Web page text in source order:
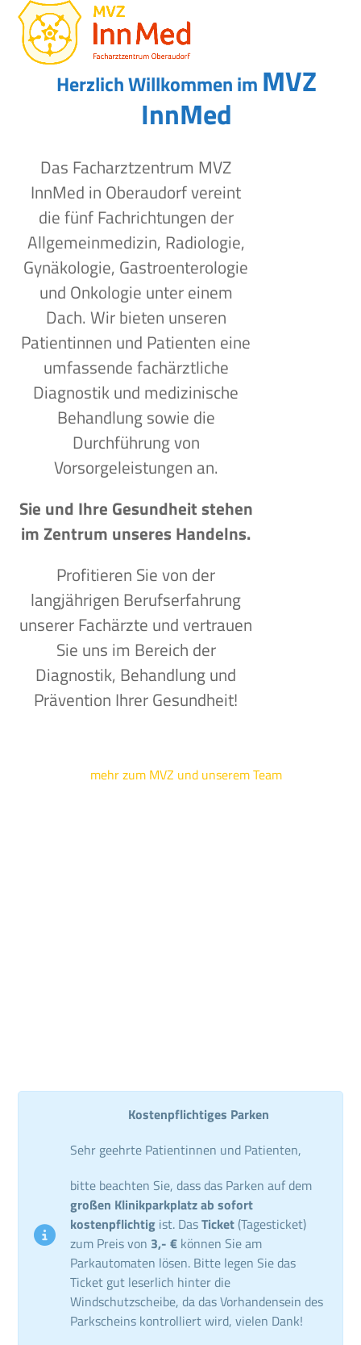
Skip
content
Open
mobile
menu
Close
mobile
menu
Herzlich Willkommen im MVZ
InnMed
Das Facharztzentrum MVZ
InnMed in Oberaudorf vereint
die fünf Fachrichtungen der
Allgemeinmedizin, Radiologie,
Gynäkologie, Gastroenterologie
und Onkologie unter einem
Dach. Wir bieten unseren
Patientinnen und Patienten eine
umfassende fachärztliche
Diagnostik und medizinische
Behandlung sowie die
Durchführung von
Vorsorgeleistungen an.
Sie und Ihre Gesundheit stehen
im Zentrum unseres Handelns.
Profitieren Sie von der
langjährigen Berufserfahrung
unserer Fachärzte und vertrauen
Sie uns im Bereich der
Diagnostik, Behandlung und
Prävention Ihrer Gesundheit!
mehr zum MVZ und unserem Team
Kostenpflichtiges Parken
Sehr geehrte Patientinnen und Patienten,
bitte beachten Sie, dass das Parken auf dem
großen Klinikparkplatz ab sofort
kostenpflichtig ist. DasTicket (Tagesticket)
zum Preis von 3,- € können Sie am
Parkautomaten lösen. Bitte legen Sie das
Ticket gut leserlich hinter die
Windschutzscheibe, da das Vorhandensein des
Parkscheins kontrolliert wird, vielen Dank!